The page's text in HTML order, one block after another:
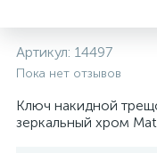
Артикул: 14497
Пока нет отзывов
Ключ накидной
зеркальный хром